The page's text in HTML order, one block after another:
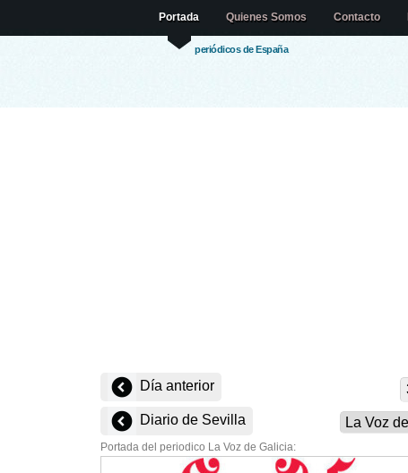
periódicos de España
Portada Quienes Somos Contacto
Día anterior
Diario de Sevilla
Portada del periodico La Voz de Galicia: